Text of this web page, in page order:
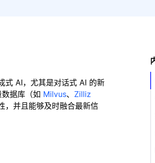
式 AI，尤其是对话式 AI 的新
据库（如 Milvus、 Zilliz
，并且能够及时融合最新信